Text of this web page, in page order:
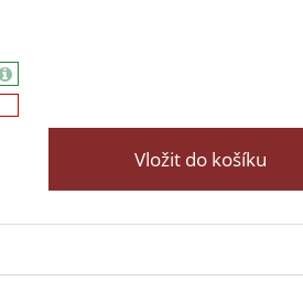
Vložit do košíku